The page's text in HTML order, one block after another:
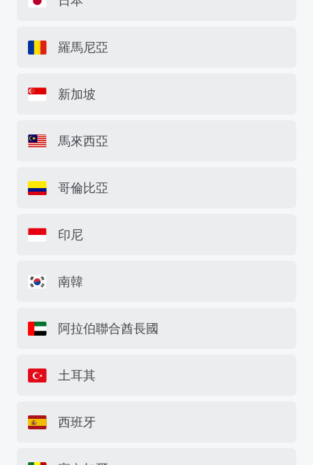
羅馬尼亞
新加坡
馬來西亞
哥倫比亞
印尼
南韓
阿拉伯聯合酋長國
土耳其
西班牙